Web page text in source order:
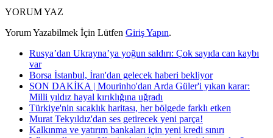
YORUM YAZ
Yorum Yazabilmek İçin Lütfen Giriş Yapın.
Rusya’dan Ukrayna’ya yoğun saldırı: Çok sayıda can kaybı
var
Borsa İstanbul, İran'dan gelecek haberi bekliyor
SON DAKİKA | Mourinho'dan Arda Güler'i yıkan karar:
Milli yıldız hayal kırıklığına uğradı
Türkiye'nin sıcaklık haritası, her bölgede farklı etken
Murat Tekyıldız'dan ses getirecek yeni parça!
Kalkınma ve yatırım bankaları için yeni kredi sınırı